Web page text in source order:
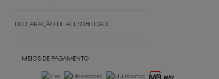
Cápsulas Castanhas
MEIOS DE PAGAMENTO
DECLARAÇÃO DE ACESSIBILIDADE